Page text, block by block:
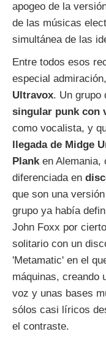
apogeo de la
de las músicas
simultánea de las
Entre todos esos
especial
Ultravox. Un grupo
singular punk con
como vocalista, y
llegada de Midge
Plank en Alemania,
diferenciada en
que son una
grupo ya había
John Foxx por
solitario con un
'Metamatic' en el
máquinas, creando
voz y unas bases
sólos casi líricos
el contraste.